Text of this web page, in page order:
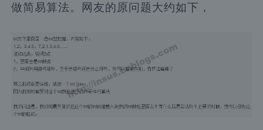
做简易算法。网友的原问题大约如下，